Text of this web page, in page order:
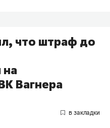
что штраф до
на
Вагнера